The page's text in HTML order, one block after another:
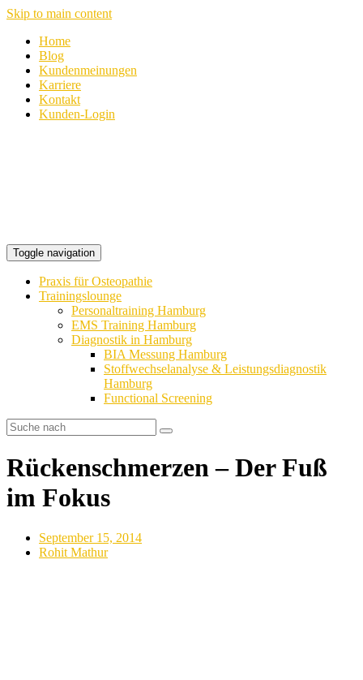
Skip to main content
Home
Blog
Kundenmeinungen
Karriere
Kontakt
Kunden-Login
Toggle navigation
Praxis für Osteopathie
Trainingslounge
Personaltraining Hamburg
EMS Training Hamburg
Diagnostik in Hamburg
BIA Messung Hamburg
Stoffwechselanalyse & Leistungsdiagnostik
Hamburg
Functional Screening
Rückenschmerzen – Der Fuß
im Fokus
September 15, 2014
Rohit Mathur